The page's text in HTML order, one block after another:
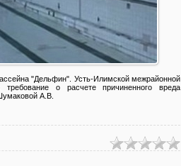
"Дельфин". Усть-Илимской межрайонной
о расчете причиненного вреда
А.В.